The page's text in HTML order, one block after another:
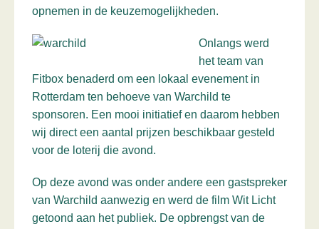
opnemen in de keuzemogelijkheden.
Onlangs werd
het team van
Fitbox benaderd om een lokaal evenement in
Rotterdam ten behoeve van Warchild te
sponsoren. Een mooi initiatief en daarom hebben
wij direct een aantal prijzen beschikbaar gesteld
voor de loterij die avond.
Op deze avond was onder andere een gastspreker
van Warchild aanwezig en werd de film Wit Licht
getoond aan het publiek. De opbrengst van de